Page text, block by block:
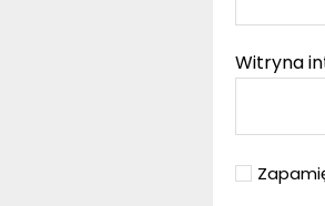
Witryna